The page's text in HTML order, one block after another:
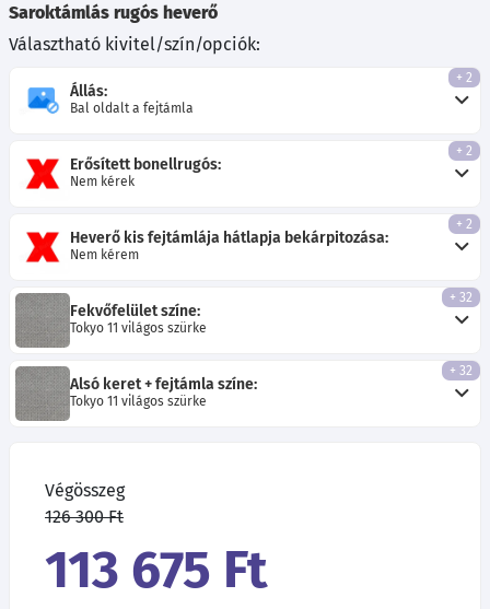
Saroktámlás rugós heverő
Választható kivitel/szín/opciók:
Állás:
Bal oldalt a fejtámla
+ 2
Erősített bonellrugós:
Nem kérek
+ 2
Heverő kis fejtámlája hátlapja bekárpitozása:
Nem kérem
+ 2
Fekvőfelület színe:
Tokyo 11 világos szürke
+ 32
Alsó keret + fejtámla színe:
Tokyo 11 világos szürke
+ 32
Végösszeg
126 300 Ft
113 675 Ft